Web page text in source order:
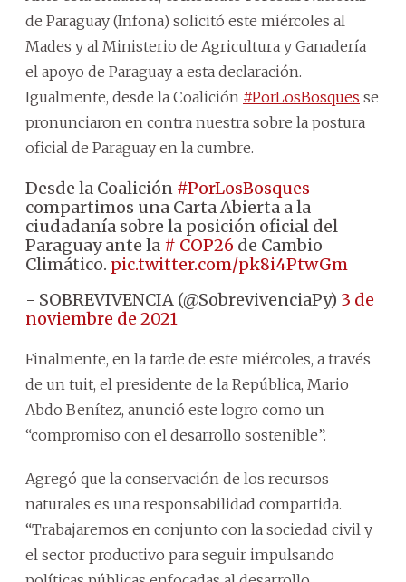
de Paraguay (Infona) solicitó este miércoles al
Mades y al Ministerio de Agricultura y Ganadería
el apoyo de Paraguay a esta declaración.
Igualmente, desde la Coalición #PorLosBosques se
pronunciaron en contra nuestra sobre la postura
oficial de Paraguay en la cumbre.
Desde la Coalición #PorLosBosques
compartimos una Carta Abierta a la
ciudadanía sobre la posición oficial del
Paraguay ante la # COP26 de Cambio
Climático. pic.twitter.com/pk8i4PtwGm
- SOBREVIVENCIA (@SobrevivenciaPy) 3 de
noviembre de 2021
Finalmente, en la tarde de este miércoles, a través
de un tuit, el presidente de la República, Mario
Abdo Benítez, anunció este logro como un
“compromiso con el desarrollo sostenible”.
Agregó que la conservación de los recursos
naturales es una responsabilidad compartida.
“Trabajaremos en conjunto con la sociedad civil y
el sector productivo para seguir impulsando